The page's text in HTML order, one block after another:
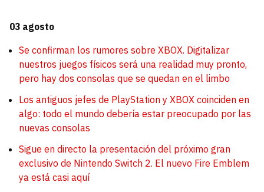
03 agosto
Se confirman los rumores sobre XBOX. Digitalizar
nuestros juegos físicos será una realidad muy pronto,
pero hay dos consolas que se quedan en el limbo
Los antiguos jefes de PlayStation y XBOX coinciden en
algo: todo el mundo debería estar preocupado por las
nuevas consolas
Sigue en directo la presentación del próximo gran
exclusivo de Nintendo Switch 2. El nuevo Fire Emblem
ya está casi aquí